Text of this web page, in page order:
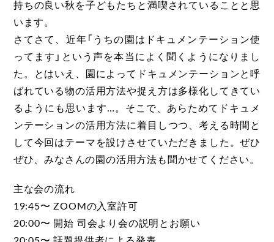
持ちの良い秋を子どもたちと満喫されていることと思
います。
さてさて、近年「うちの園はドキュメンテーション使
ってます」という声を本当によく聞くようになりまし
た。とはいえ、園によってドキュメンテーションと呼
ばれている物の活用方法や捉え方は多様化してきてい
るようにも思います…。そこで、あらためてドキュメ
ンテーションの活用方法に着目しつつ、考える時間と
して今回はテーマを設けさせていただきました。ぜひ
ぜひ、みなさんの園の活用方法も聞かせてください。
主な会の流れ
19:45〜 ZOOMの入室許可
20:00〜 開始 司会より会の説明とお願い